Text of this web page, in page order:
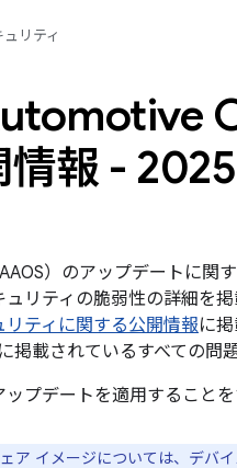
ュリティ
報 -
）のアップデートに関
リティの脆弱性の詳細を
ティに関する公開情報に
載されているすべての問
プデートを適用すること
ア イメージについては、デバ